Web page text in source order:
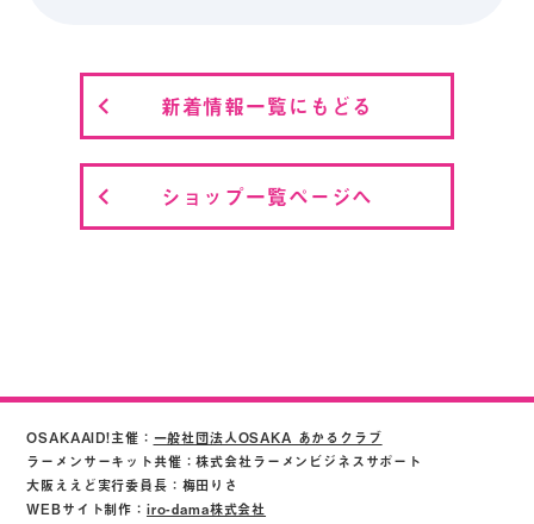
新着情報一覧にもどる
ショップ一覧ページへ
OSAKAAID!主催： 一般社団法人OSAKA あかるクラブ
ラーメンサーキット共催：株式会社ラーメンビジネスサポート
大阪ええど実行委員長：梅田りさ
WEBサイト制作： iro-dama株式会社